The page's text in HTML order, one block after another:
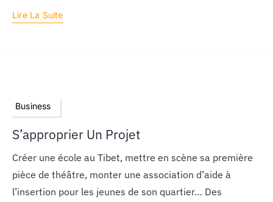
Lire La Suite
Business
S’approprier Un Projet
Créer une école au Tibet, mettre en scène sa première
pièce de théâtre, monter une association d’aide à
l’insertion pour les jeunes de son quartier… Des